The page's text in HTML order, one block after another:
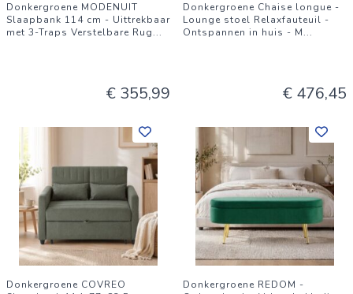
Donkergroene MODENUIT
Slaapbank 114 cm - Uittrekbaar
met 3-Traps Verstelbare Rug...
€ 355,99
Donkergroene Chaise longue -
Lounge stoel Relaxfauteuil -
Ontspannen in huis - M...
€ 476,45
Donkergroene COVREO
Donkergroene REDOM -